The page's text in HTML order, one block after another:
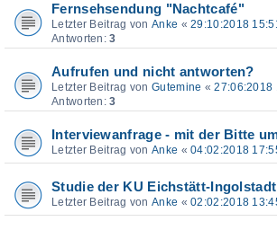
Fernsehsendung "Nachtcafé"
Letzter Beitrag von Anke «29:10:2018
Antworten:3
Aufrufen und nicht antworten?
Letzter Beitrag von Gutemine «27:06:2018
Antworten:3
Interviewanfrage - mit der Bitte
Letzter Beitrag von Anke «04:02:2018
Studie der KU Eichstätt-Ingolstadt
Letzter Beitrag von Anke «02:02:2018